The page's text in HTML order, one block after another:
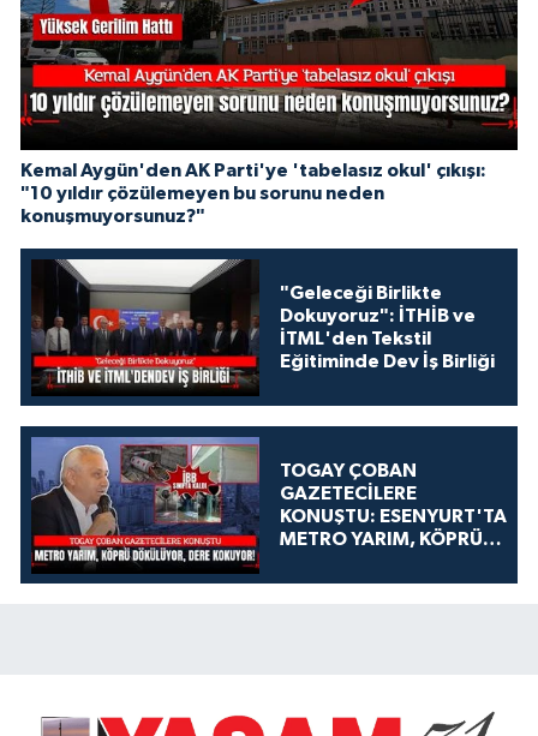
Kemal Aygün'den AK Parti'ye 'tabelasız okul' çıkışı:
"10 yıldır çözülemeyen bu sorunu neden
konuşmuyorsunuz?"
"Geleceği Birlikte
Dokuyoruz": İTHİB ve
İTML'den Tekstil
Eğitiminde Dev İş Birliği
TOGAY ÇOBAN
GAZETECİLERE
KONUŞTU: ESENYURT'TA
METRO YARIM, KÖPRÜ
KOKUYOR!